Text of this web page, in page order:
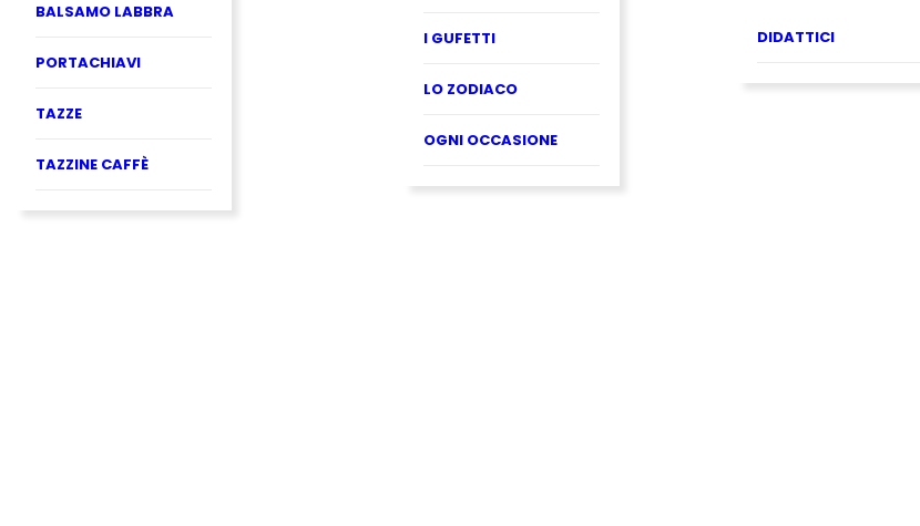
BALSAMO LABBRA
PORTACHIAVI
TAZZE
TAZZINE CAFFÈ
I GUFETTI
LO ZODIACO
OGNI OCCASIONE
DIDATTICI